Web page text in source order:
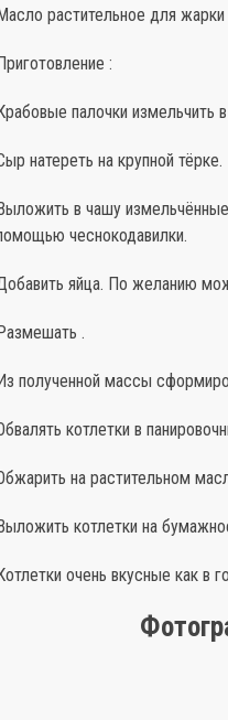
растительное для жарки
:
палочки измельчить
натереть на крупной тёрке.
в чашу
чеснокодавилки.
яйца. По желанию
.
полученной массы
котлетки в
на растительном
котлетки на
очень вкусные как в